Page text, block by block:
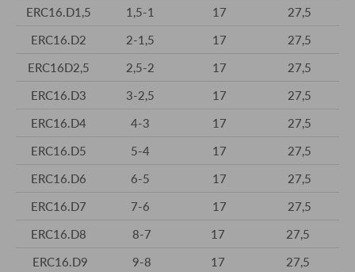
ERC16.D1,5
1,5-1 17
27,5
ERC16.D2
2-1,5 17
27,5
ERC16D2,5
2,5-2 17
27,5
ERC16.D3
3-2,5 17
27,5
ERC16.D4
4-3 17
27,5
ERC16.D5
5-4 17
27,5
ERC16.D6
6-5 17
27,5
ERC16.D7
7-6 17
27,5
ERC16.D8
8-7 17
27,5
ERC16.D9
9-8 17
27,5